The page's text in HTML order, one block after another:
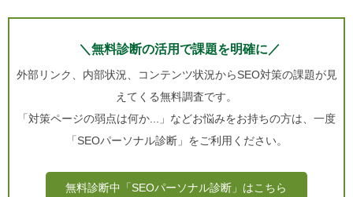
＼無料診断の活用で課題を明確に／
外部リンク、内部状況、コンテンツ状況からSEO対策の課題が見
えてくる無料調査です。
「対策ページの弱点は何か...」などお悩みをお持ちの方は、一度
「SEOパーソナル診断」をご利用ください。
無料診断中「SEOパーソナル診断」はこちら